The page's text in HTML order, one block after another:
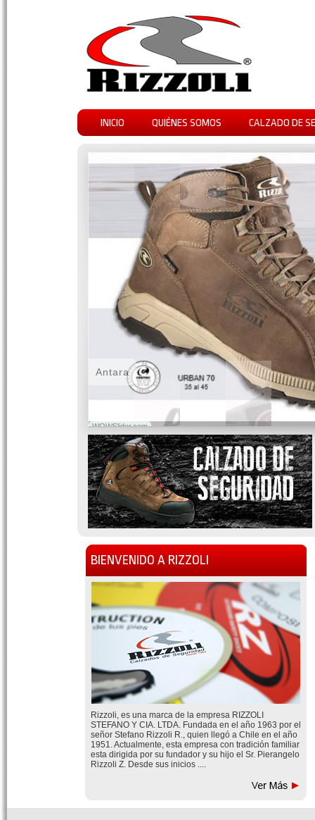
INICIO QUIÉNES SOMOS CALZADO DE
WOWSlider.com
Antara
BIENVENIDO A RIZZOLI
Rizzoli, es una marca de la empresa RIZZOLI
STEFANO Y CIA. LTDA. Fundada en el año 1963 por el
señor Stefano Rizzoli R., quien llegó a Chile en el año
1951. Actualmente, esta empresa con tradición familiar
esta dirigida por su fundador y su hijo el Sr. Pierangelo
Rizzoli Z. Desde sus inicios ....